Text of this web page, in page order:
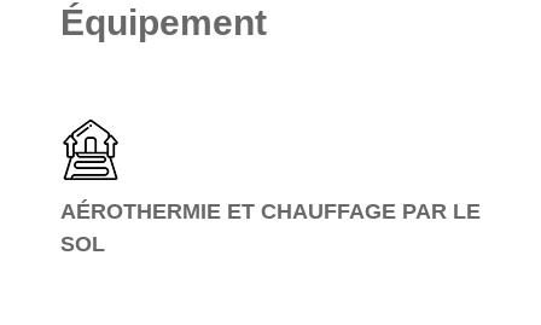
Équipement
AÉROTHERMIE ET CHAUFFAGE PAR LE
SOL